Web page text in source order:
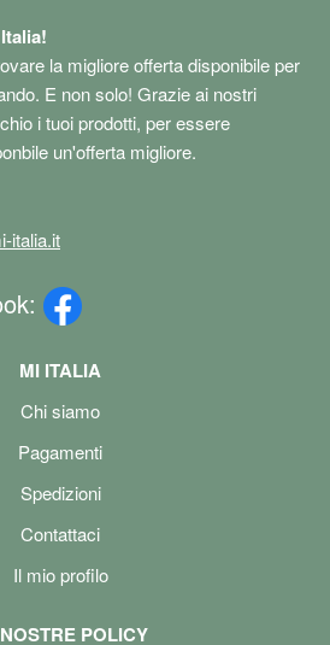
la migliore offerta disponibile per
E non solo! Grazie ai nostri
i tuoi prodotti, per essere
un'offerta migliore.
italia.it
MI ITALIA
Chi siamo
Pagamenti
Spedizioni
Contattaci
Il mio profilo
POLICY